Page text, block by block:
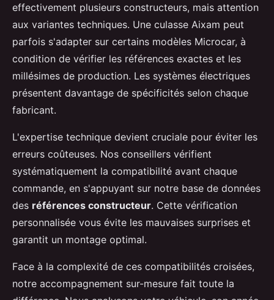
effectivement plusieurs constructeurs, mais attention
aux variantes techniques. Une culasse Aixam peut
parfois s'adapter sur certains modèles Microcar, à
condition de vérifier les références exactes et les
millésimes de production. Les systèmes électriques
présentent davantage de spécificités selon chaque
fabricant.
L'expertise technique devient cruciale pour éviter les
erreurs coûteuses. Nos conseillers vérifient
systématiquement la compatibilité avant chaque
commande, en s'appuyant sur notre base de données
des références constructeur. Cette vérification
personnalisée vous évite les mauvaises surprises et
garantit un montage optimal.
Face à la complexité de ces compatibilités croisées,
notre accompagnement sur-mesure fait toute la